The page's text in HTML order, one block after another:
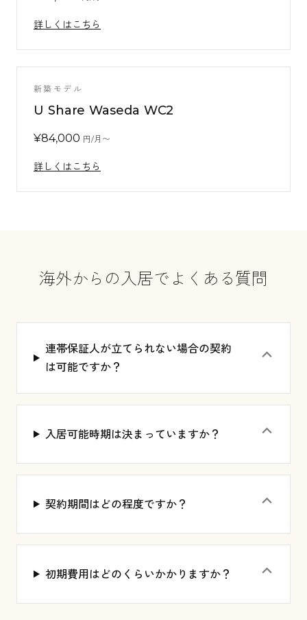
詳しくはこちら
新築モデル
U Share Waseda WC2
¥84,000 円/月〜
詳しくはこちら
海外からの入居でよくある質問
連帯保証人が立てられない場合の契約
は可能ですか？
⌃
入居可能時期は決まっていますか？ ⌃
契約期間はどの程度ですか？ ⌃
初期費用はどのくらいかかりますか？ ⌃